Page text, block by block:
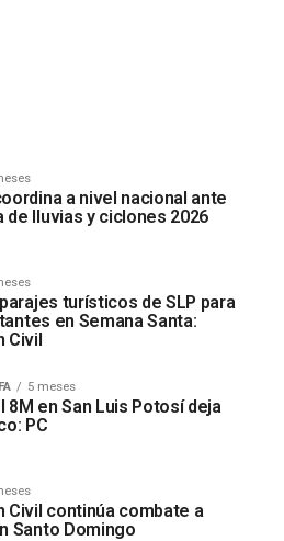
a nivel nacional ante
de lluvias y ciclones 2026
turísticos de SLP para
en Semana Santa:
Civil
5 meses
8M en San Luis Potosí deja
PC
Civil continúa combate a
Santo Domingo